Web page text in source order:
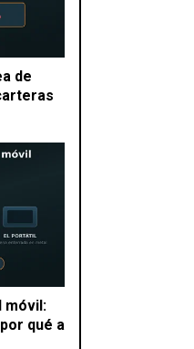
de
móvil:
qué a